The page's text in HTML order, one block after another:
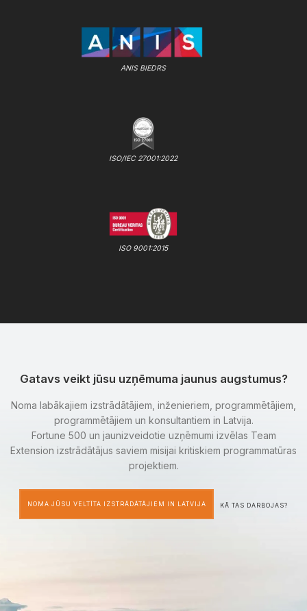
ANIS BIEDRS
ISO/IEC 27001:2022
ISO 9001:2015
Gatavs veikt jūsu uzņēmuma jaunus augstumus?
Noma labākajiem izstrādātājiem, inženieriem, programmētājiem,
programmētājiem un konsultantiem in Latvija.
Fortune 500 un jaunizveidotie uzņēmumi izvēlas Team
Extension izstrādātājus saviem misijai kritiskiem programmatūras
projektiem.
NOMA JŪSU VELTĪTA IZSTRĀDĀTĀJIEM IN LATVIJA KĀ TAS DARBOJAS?